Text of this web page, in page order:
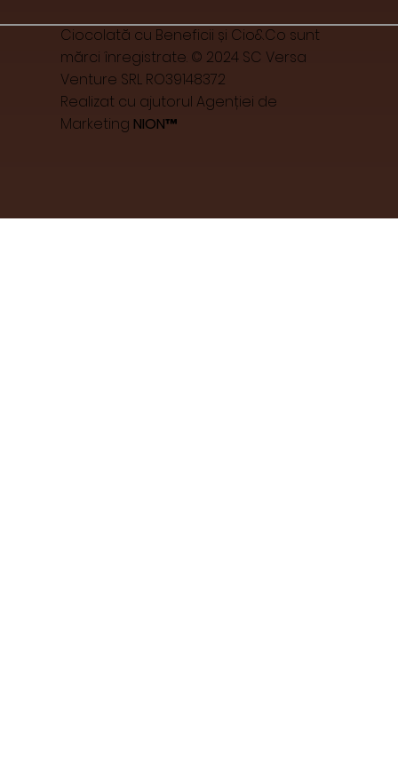
Ciocolată cu Beneficii și Cio&Co sunt
mărci înregistrate. © 2024 SC Versa
Venture SRL RO39148372
Realizat cu ajutorul Agenției de
Marketing NION™